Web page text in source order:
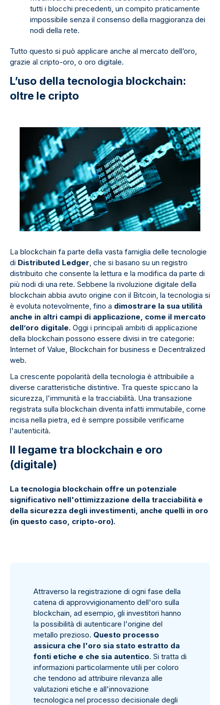
tutti i blocchi precedenti, un compito praticamente
impossibile senza il consenso della maggioranza dei
nodi della rete.
Tutto questo si può applicare anche al mercato dell’oro,
grazie al cripto-oro, o oro digitale.
L’uso della tecnologia blockchain:
oltre le cripto
La blockchain fa parte della vasta famiglia delle tecnologie
di Distributed Ledger, che si basano su un registro
distribuito che consente la lettura e la modifica da parte di
più nodi di una rete. Sebbene la rivoluzione digitale della
blockchain abbia avuto origine con il Bitcoin, la tecnologia si
è evoluta notevolmente, fino a dimostrare la sua utilità
anche in altri campi di applicazione, come il mercato
dell’oro digitale. Oggi i principali ambiti di applicazione
della blockchain possono essere divisi in tre categorie:
Internet of Value, Blockchain for business e Decentralized
web.
La crescente popolarità della tecnologia è attribuibile a
diverse caratteristiche distintive. Tra queste spiccano la
sicurezza, l'immunità e la tracciabilità. Una transazione
registrata sulla blockchain diventa infatti immutabile, come
incisa nella pietra, ed è sempre possibile verificarne
l'autenticità.
Il legame tra blockchain e oro
(digitale)
La tecnologia blockchain offre un potenziale
significativo nell'ottimizzazione della tracciabilità e
della sicurezza degli investimenti, anche quelli in oro
(in questo caso, cripto-oro).
Attraverso la registrazione di ogni fase della
catena di approvvigionamento dell'oro sulla
blockchain, ad esempio, gli investitori hanno
la possibilità di autenticare l'origine del
metallo prezioso. Questo processo
assicura che l'oro sia stato estratto da
fonti etiche e che sia autentico. Si tratta di
informazioni particolarmente utili per coloro
che tendono ad attribuire rilevanza alle
valutazioni etiche e all'innovazione
tecnologica nel processo decisionale degli